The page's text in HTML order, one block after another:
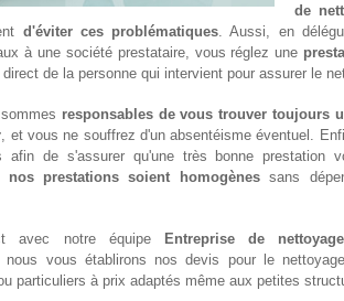
de
d'éviter ces problématiques. Aussi, en
à une société prestataire, vous réglez une
de la personne qui intervient pour assurer le
responsables de vous trouver toujours
, et vous ne souffrez d'un absentéisme éventuel.
afin de s'assurer qu'une très bonne prestation
nos prestations soient homogènessans
avec notre équipe Entreprise de
nous vous établirons nos devis pour le
particuliers à prix adaptés même aux petites